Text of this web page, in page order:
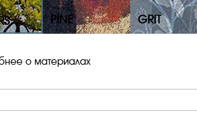
PINE GRIT
о материалах